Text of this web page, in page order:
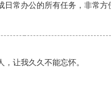
常办公的所有任务，非常方
让我久久不能忘怀。